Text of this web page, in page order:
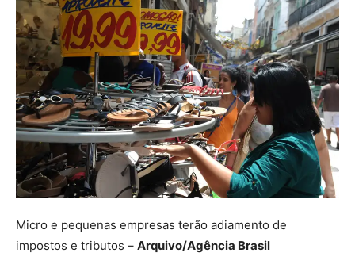
Micro e pequenas empresas terão adiamento de
impostos e tributos – Arquivo/Agência Brasil